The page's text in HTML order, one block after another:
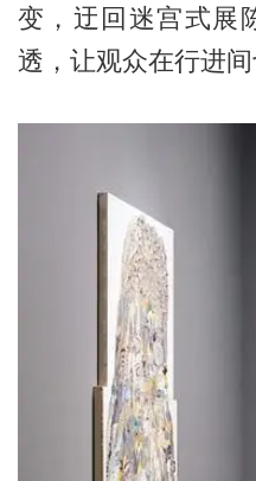
变，迂回迷宫式展
透，让观众在行进